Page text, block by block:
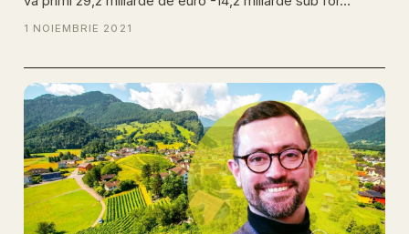
1 NOIEMBRIE 2021